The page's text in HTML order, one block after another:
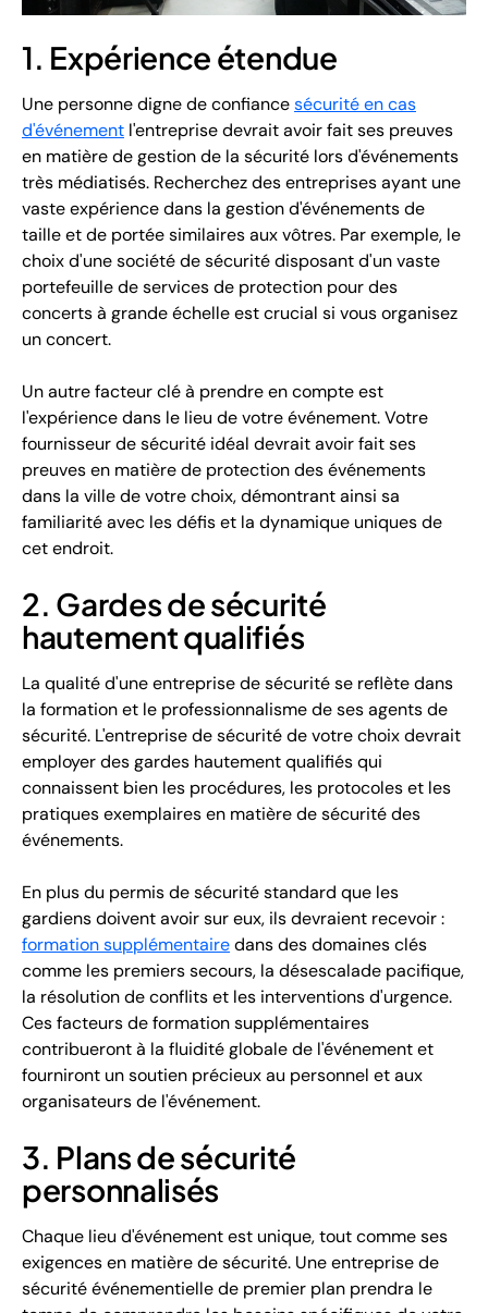
1. Expérience étendue
Une personne digne de confiancesécurité en cas
d'événement l'entreprise devrait avoir fait ses preuves
en matière de gestion de la sécurité lors d'événements
très médiatisés. Recherchez des entreprises ayant une
vaste expérience dans la gestion d'événements de
taille et de portée similaires aux vôtres. Par exemple, le
choix d'une société de sécurité disposant d'un vaste
portefeuille de services de protection pour des
concerts à grande échelle est crucial si vous organisez
un concert.
Un autre facteur clé à prendre en compte est
l'expérience dans le lieu de votre événement. Votre
fournisseur de sécurité idéal devrait avoir fait ses
preuves en matière de protection des événements
dans la ville de votre choix, démontrant ainsi sa
familiarité avec les défis et la dynamique uniques de
cet endroit.
2. Gardes de sécurité
hautement qualifiés
La qualité d'une entreprise de sécurité se reflète dans
la formation et le professionnalisme de ses agents de
sécurité. L'entreprise de sécurité de votre choix devrait
employer des gardes hautement qualifiés qui
connaissent bien les procédures, les protocoles et les
pratiques exemplaires en matière de sécurité des
événements.
En plus du permis de sécurité standard que les
gardiens doivent avoir sur eux, ils devraient recevoir :
formation supplémentairedans des domaines clés
comme les premiers secours, la désescalade pacifique,
la résolution de conflits et les interventions d'urgence.
Ces facteurs de formation supplémentaires
contribueront à la fluidité globale de l'événement et
fourniront un soutien précieux au personnel et aux
organisateurs de l'événement.
3. Plans de sécurité
personnalisés
Chaque lieu d'événement est unique, tout comme ses
exigences en matière de sécurité. Une entreprise de
sécurité événementielle de premier plan prendra le